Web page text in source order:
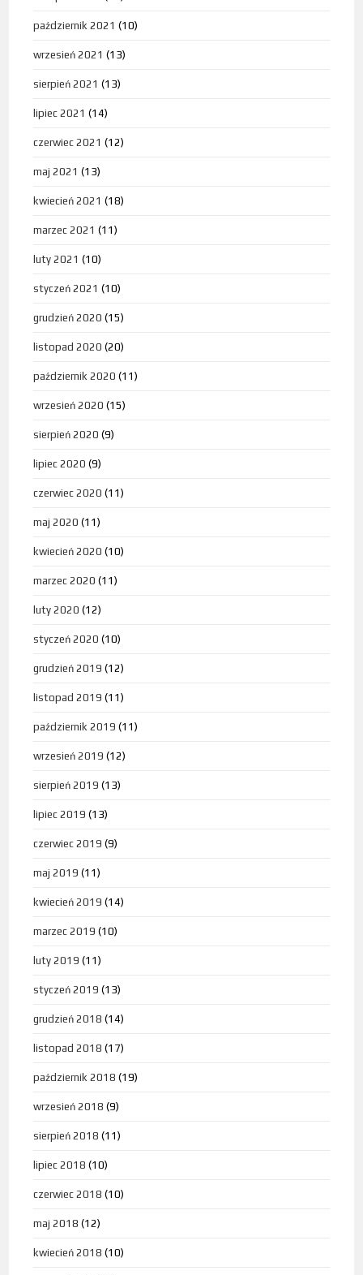
październik 2021 (10)
wrzesień 2021 (13)
sierpień 2021 (13)
lipiec 2021 (14)
czerwiec 2021 (12)
maj 2021 (13)
kwiecień 2021 (18)
marzec 2021 (11)
luty 2021 (10)
styczeń 2021 (10)
grudzień 2020 (15)
listopad 2020 (20)
październik 2020 (11)
wrzesień 2020 (15)
sierpień 2020 (9)
lipiec 2020 (9)
czerwiec 2020 (11)
maj 2020 (11)
kwiecień 2020 (10)
marzec 2020 (11)
luty 2020 (12)
styczeń 2020 (10)
grudzień 2019 (12)
listopad 2019 (11)
październik 2019 (11)
wrzesień 2019 (12)
sierpień 2019 (13)
lipiec 2019 (13)
czerwiec 2019 (9)
maj 2019 (11)
kwiecień 2019 (14)
marzec 2019 (10)
luty 2019 (11)
styczeń 2019 (13)
grudzień 2018 (14)
listopad 2018 (17)
październik 2018 (19)
wrzesień 2018 (9)
sierpień 2018 (11)
lipiec 2018 (10)
czerwiec 2018 (10)
maj 2018 (12)
kwiecień 2018 (10)